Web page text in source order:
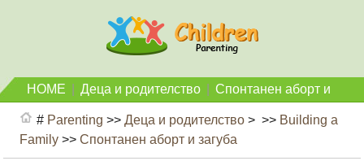
HOME Деца и родителство
Спонтанен аборт и
загуба
# Parenting >>Деца и родителство > >> Building a
Family >>Спонтанен аборт и загуба